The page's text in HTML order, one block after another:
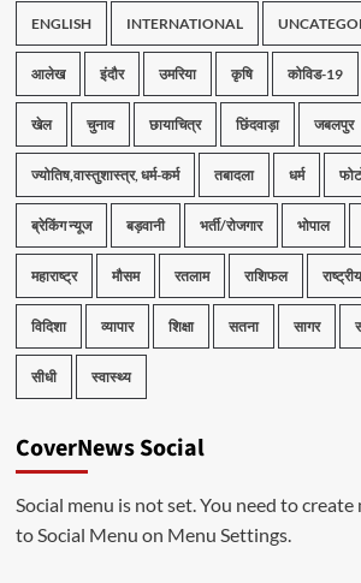
ENGLISH INTERNATIONAL
आलेख इंदौर उमरिया कृषि कोविड-19
खेल चुनाव छायाचित्र छिंदवाड़ा जबलपुर
ज्योतिष,वास्तुशास्त्र, धर्म-कर्म तबादला धर्म
ब्रेकिंग न्यूज बड़वानी भर्ती/रोजगार भोपाल
महाराष्ट्र मौसम रतलाम राशिफल राष्ट्रीय
विदिशा व्यापार शिक्षा सतना सागर
सीधी स्वास्थ्य
CoverNews Social
Social menu is not set. You need to create
to Social Menu on Menu Settings.